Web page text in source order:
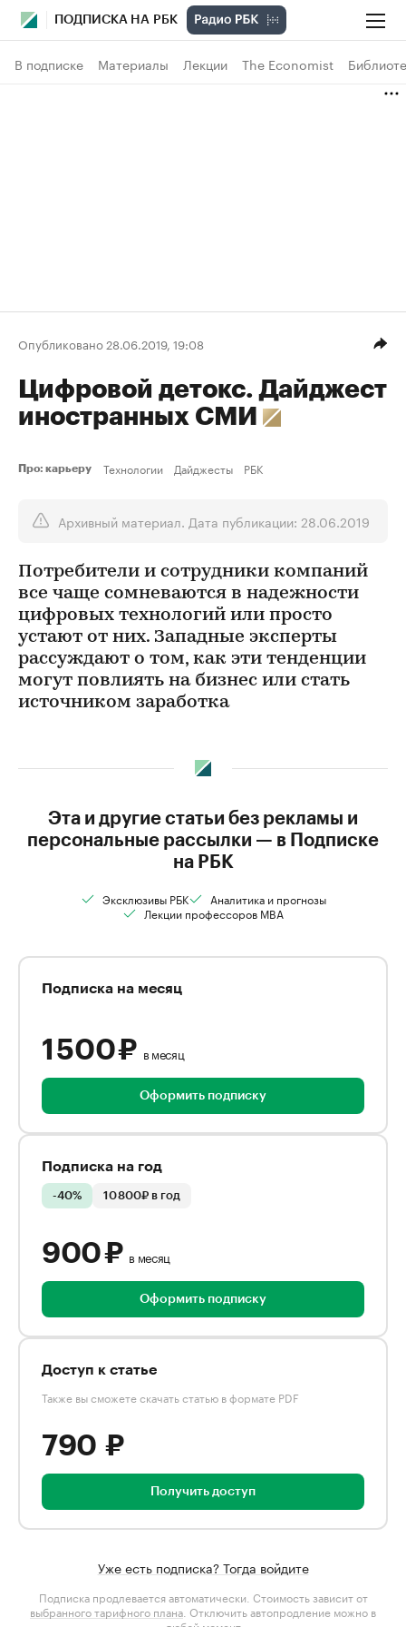
ПОДПИСКА НА РБК
В подписке Материалы Лекции The Economist
Опубликовано 28.06.2019, 19:08
Цифровой детокс. Дайджест
иностранных СМИ
Про: карьеру Технологии Дайджесты РБК
Архивный материал. Дата публикации: 28.06.2019
Потребители и сотрудники компаний
все чаще сомневаются в надежности
цифровых технологий или просто
устают от них. Западные эксперты
рассуждают о том, как эти тенденции
могут повлиять на бизнес или стать
источником заработка
Эта и другие статьи без рекламы и
персональные рассылки — в Подписке
на РБК
Эксклюзивы РБК
Аналитика и прогнозы
Лекции профессоров MBA
Подписка на месяц
1 500 ₽ в месяц
Оформить подписку
Подписка на год
-40% 10 800₽ в год
900 ₽ в месяц
Оформить подписку
Доступ к статье
Также вы сможете скачать статью в формате PDF
790 ₽
Получить доступ
Уже есть подписка? Тогда войдите
Подписка продлевается автоматически. Стоимость зависит от
выбранного тарифного плана . Отключить автопродление можно в